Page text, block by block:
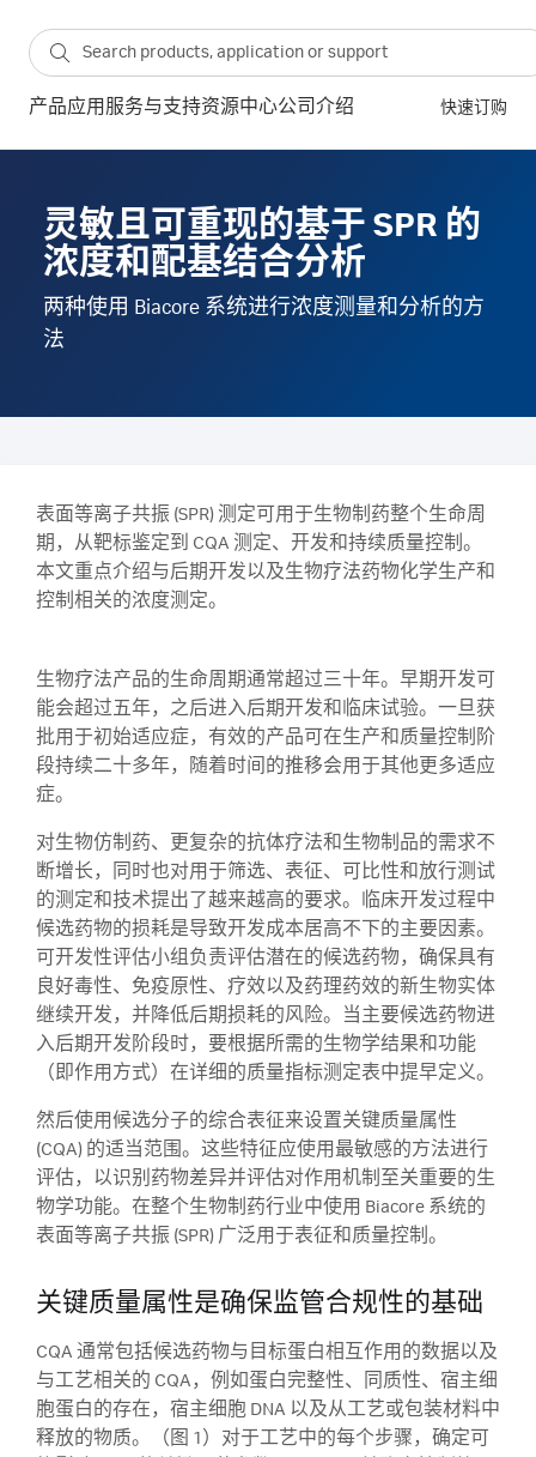
产品应用 服务与支持资源中心公司介绍 快速订购
灵敏且可重现的基于 SPR 的
浓度和配基结合分析
两种使用 Biacore 系统进行浓度测量和分析的方
法
表面等离子共振 (SPR) 测定可用于生物制药整个生命周
期，从靶标鉴定到 CQA 测定、开发和持续质量控制。
本文重点介绍与后期开发以及生物疗法药物化学生产和
控制相关的浓度测定。
生物疗法产品的生命周期通常超过三十年。早期开发可
能会超过五年，之后进入后期开发和临床试验。一旦获
批用于初始适应症，有效的产品可在生产和质量控制阶
段持续二十多年，随着时间的推移会用于其他更多适应
症。
对生物仿制药、更复杂的抗体疗法和生物制品的需求不
断增长，同时也对用于筛选、表征、可比性和放行测试
的测定和技术提出了越来越高的要求。临床开发过程中
候选药物的损耗是导致开发成本居高不下的主要因素。
可开发性评估小组负责评估潜在的候选药物，确保具有
良好毒性、免疫原性、疗效以及药理药效的新生物实体
继续开发，并降低后期损耗的风险。当主要候选药物进
入后期开发阶段时，要根据所需的生物学结果和功能
（即作用方式）在详细的质量指标测定表中提早定义。
然后使用候选分子的综合表征来设置关键质量属性
(CQA) 的适当范围。这些特征应使用最敏感的方法进行
评估，以识别药物差异并评估对作用机制至关重要的生
物学功能。在整个生物制药行业中使用 Biacore 系统的
表面等离子共振 (SPR) 广泛用于表征和质量控制。
关键质量属性是确保监管合规性的基础
CQA 通常包括候选药物与目标蛋白相互作用的数据以及
与工艺相关的 CQA，例如蛋白完整性、同质性、宿主细
胞蛋白的存在，宿主细胞 DNA 以及从工艺或包装材料中
释放的物质。（图 1）对于工艺中的每个步骤，确定可